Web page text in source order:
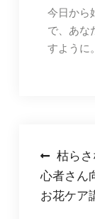
今日から
で、あな
すように。
投
稿
ナ
枯ら
心者さん
お花ケア